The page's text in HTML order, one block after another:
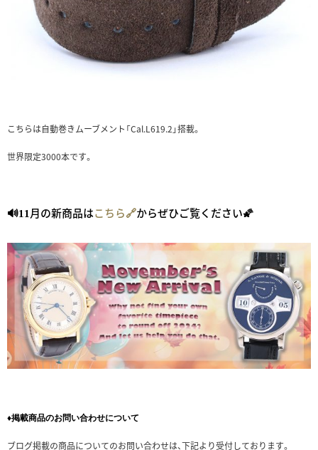
こちらは自動巻きムーブメント「Cal.L619.2」搭載。
世界限定3000本です。
🔊11 月の新商品はこちら🔗からぜひご覧ください🌠
♦掲載商品のお問い合わせについて
ブログ掲載の商品についてのお問い合わせは、下記より受付しております。